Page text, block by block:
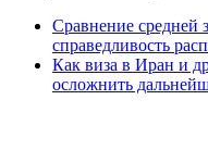
Сравнение
справедливость
Как виза в Иран и
осложнить